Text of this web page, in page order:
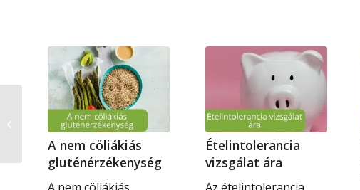
A nem cöliákiás
gluténérzékenység
Ételintolerancia
vizsgálat ára
Glutén, tej és
tojásmentes mozzarella?